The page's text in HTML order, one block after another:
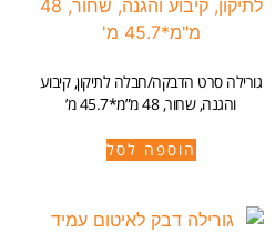
גורילה סרט הדבקה/חבלה לתיקון, קיבוע
והגנה, שחור, 48 מ”מ*45.7 מ’
הוספה לסל